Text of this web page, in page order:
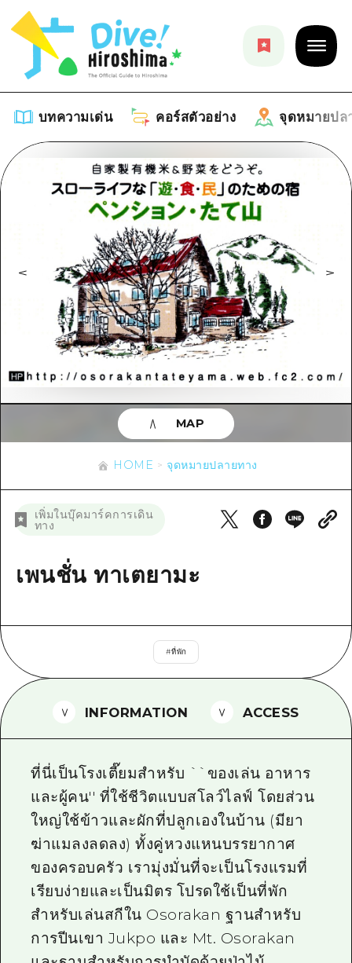
บทความเด่น คอร์สตัวอย่าง จุดหมายปล
บทความเด่น
รายการ
คำแนะนำ
ศิลปะ
งานอีเว้นท์ / เทศกาล
อาหารรสเลิศ / สุรา
การปั่นจักรยาน
ช้อปปิ้ง
กีฬา
สถานบันเทิงยามค่ำคืน
มาตรฐาน
การรักษา
ธรรมชาติ
คอร์สตัวอย่าง
รายการ
คู่มือ Dive! Hiroshima
ฮิโรชิม่า โมชิ โมชิ ทราเวล
บริเวณรอบเมืองฮิโรชิม่า
อากิ
บิงโก
บริเวณรอบๆ มิยาจิมะ
จุดหมายปลายทาง
รายการ
บริเวณรอบเมืองฮิโรชิม่า
อากิ
บิงโก
บิโฮคุ
เกโฮคุ
อีเว้นท์
ข้อมูลตามฤดูกาล
ข้อมูลที่เป็นประโยชน์
รายการ
เข้าถึงเข้าถึง
สรุปการจราจรรอง
ตั๋วเที่ยวคุ้มค่าตั๋วเที่ยวคุ้มค่า
ฮิโรชิม่า ฟรี Wi-Fi
วิดีโอฮิโรชิม่า
คำถามที่พบบ่อย
ดาวน์โหลดรูปภาพ
ข้อมูลการขนส่งระหว่างเกิดภัยพิบัติ
ข่าว
HOME จุดหมายปลายทาง
เพิ่มในบุ๊คมาร์คการเดิน
ทาง
เพนชั่น ทาเตยามะ
#ที่พัก
MAP
INFORMATION ACCESS
ที่นี่เป็นโรงเตี๊ยมสำหรับ ``ของเล่น อาหาร
และผู้คน'' ที่ใช้ชีวิตแบบสโลว์ไลฟ์ โดยส่วน
ใหญ่ใช้ข้าวและผักที่ปลูกเองในบ้าน (มียา
ฆ่าแมลงลดลง) ทั้งคู่หวงแหนบรรยากาศ
ของครอบครัว เรามุ่งมั่นที่จะเป็นโรงแรมที่
เรียบง่ายและเป็นมิตร โปรดใช้เป็นที่พัก
สำหรับเล่นสกีใน Osorakan ฐานสำหรับ
การปีนเขา Jukpo และ Mt. Osorakan